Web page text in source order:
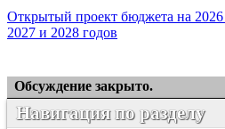
Открытый проект бюджета на
2027 и 2028 годов
Обсуждение закрыто.
Навигация по разделу